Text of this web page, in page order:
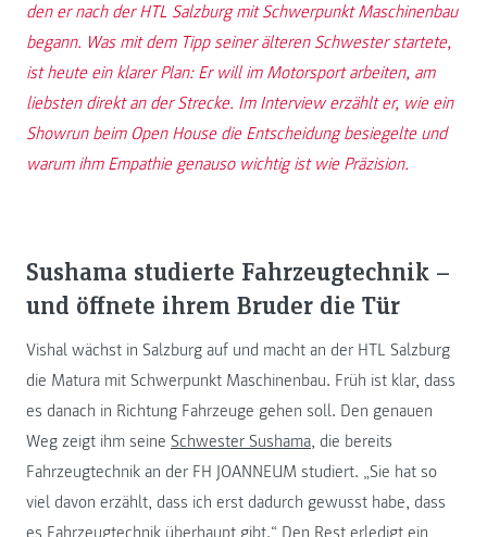
den er nach der HTL Salzburg mit Schwerpunkt Maschinenbau
begann. Was mit dem Tipp seiner älteren Schwester startete,
ist heute ein klarer Plan: Er will im Motorsport arbeiten, am
liebsten direkt an der Strecke. Im Interview erzählt er, wie ein
Showrun beim Open House die Entscheidung besiegelte und
warum ihm Empathie genauso wichtig ist wie Präzision.
Sushama studierte Fahrzeugtechnik –
und öffnete ihrem Bruder die Tür
Vishal wächst in Salzburg auf und macht an der HTL Salzburg
die Matura mit Schwerpunkt Maschinenbau. Früh ist klar, dass
es danach in Richtung Fahrzeuge gehen soll. Den genauen
Weg zeigt ihm seine Schwester Sushama, die bereits
Fahrzeugtechnik an der FH JOANNEUM studiert. „Sie hat so
viel davon erzählt, dass ich erst dadurch gewusst habe, dass
es Fahrzeugtechnik überhaupt gibt.“ Den Rest erledigt ein